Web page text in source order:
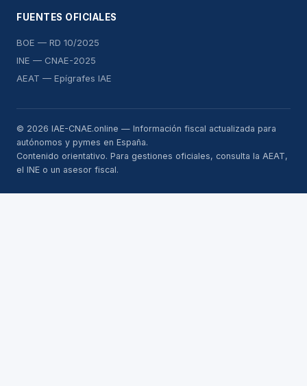
FUENTES OFICIALES
BOE — RD 10/2025
INE — CNAE-2025
AEAT — Epígrafes IAE
© 2026 IAE-CNAE.online — Información fiscal actualizada para
autónomos y pymes en España.
Contenido orientativo. Para gestiones oficiales, consulta la AEAT,
el INE o un asesor fiscal.